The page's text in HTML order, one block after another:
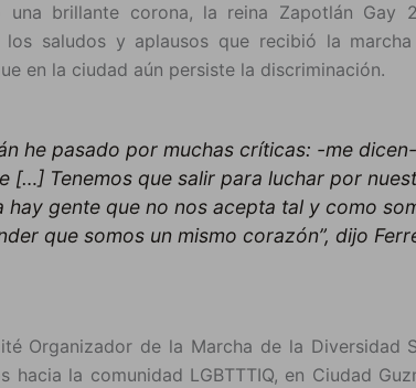
brillante corona, la reina Zapotlán Gay
los saludos y aplausos que recibió la
en la ciudad aún persiste la discriminación.
he pasado por muchas críticas: -me dicen-
[…] Tenemos que salir para luchar por
hay gente que no nos acepta tal y como
que somos un mismo corazón”, dijo
Organizador de la Marcha de la Diversidad
hacia la comunidad LGBTTTIQ, en Ciudad